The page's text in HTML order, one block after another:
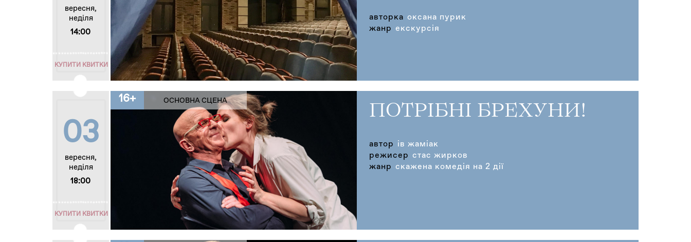
вересня,
неділя
14:00
КУПИТИ КВИТКИ
авторка оксана пурик
жанр екскурсія
03
вересня,
неділя
18:00
КУПИТИ КВИТКИ
16+ ОСНОВНА СЦЕНА
ПОТРІБНІ БРЕХУНИ!
автор
ів жаміак
режисер стас жирков
жанр скажена комедія на 2 дії